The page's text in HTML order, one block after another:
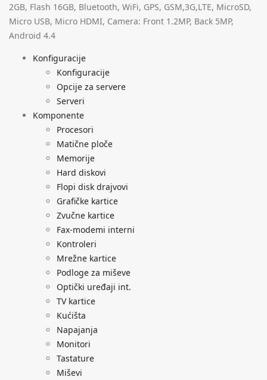
2GB, Flash 16GB, Bluetooth, WiFi, GPS, GSM,3G,LTE, MicroSD,
Micro USB, Micro HDMI, Camera: Front 1.2MP, Back 5MP,
Android 4.4
Konfiguracije
Konfiguracije
Opcije za servere
Serveri
Komponente
Procesori
Matične ploče
Memorije
Hard diskovi
Flopi disk drajvovi
Grafičke kartice
Zvučne kartice
Fax-modemi interni
Kontroleri
Mrežne kartice
Podloge za miševe
Optički uređaji int.
TV kartice
Kućišta
Napajanja
Monitori
Tastature
Miševi